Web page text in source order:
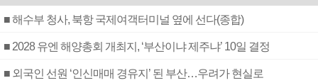
■ 해수부 청사, 북항 국제여객터미널 옆에 선다(종합)
■ 2028 유엔 해양총회 개최지, ‘부산이냐 제주냐’ 10일 결정
■ 외국인 선원 ‘인신매매 경유지’ 된 부산…우려가 현실로